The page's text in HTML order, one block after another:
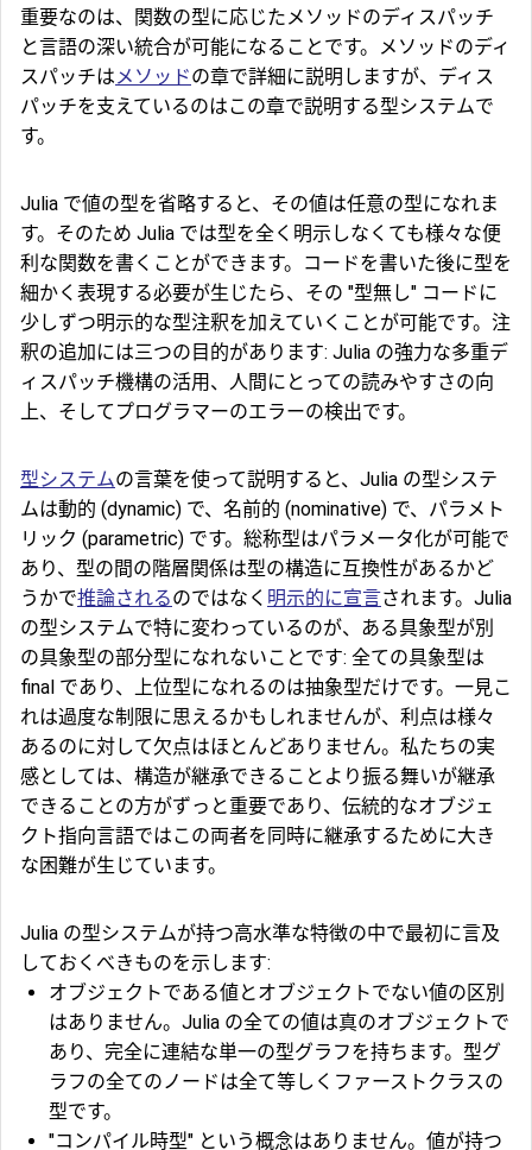
重要なのは、関数の型に応じたメソッドのディスパッチ
と言語の深い統合が可能になることです。メソッドのディ
スパッチは メソッドの章で詳細に説明しますが、ディス
パッチを支えているのはこの章で説明する型システムで
す。
Julia で値の型を省略すると、その値は任意の型になれま
す。そのため Julia では型を全く明示しなくても様々な便
利な関数を書くことができます。コードを書いた後に型を
細かく表現する必要が生じたら、その "型無し" コードに
少しずつ明示的な型注釈を加えていくことが可能です。注
釈の追加には三つの目的があります: Julia の強力な多重デ
ィスパッチ機構の活用、人間にとっての読みやすさの向
上、そしてプログラマーのエラーの検出です。
型システムの言葉を使って説明すると、Julia の型システ
ムは動的 (dynamic) で、名前的 (nominative) で、パラメト
リック (parametric) です。総称型はパラメータ化が可能で
あり、型の間の階層関係は型の構造に互換性があるかど
うかで推論されるのではなく 明示的に宣言されます。Julia
の型システムで特に変わっているのが、ある具象型が別
の具象型の部分型になれないことです: 全ての具象型は
final であり、上位型になれるのは抽象型だけです。一見こ
れは過度な制限に思えるかもしれませんが、利点は様々
あるのに対して欠点はほとんどありません。私たちの実
感としては、構造が継承できることより振る舞いが継承
できることの方がずっと重要であり、伝統的なオブジェ
クト指向言語ではこの両者を同時に継承するために大き
な困難が生じています。
Julia の型システムが持つ高水準な特徴の中で最初に言及
しておくべきものを示します:
オブジェクトである値とオブジェクトでない値の区別
はありません。Julia の全ての値は真のオブジェクトで
あり、完全に連結な単一の型グラフを持ちます。型グ
ラフの全てのノードは全て等しくファーストクラスの
型です。
"コンパイル時型" という概念はありません。値が持つ